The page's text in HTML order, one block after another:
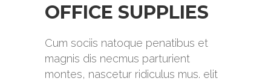
OFFICE SUPPLIES
Cum sociis natoque penatibus et
magnis dis necmus parturient
montes, nascetur ridiculus mus. elit